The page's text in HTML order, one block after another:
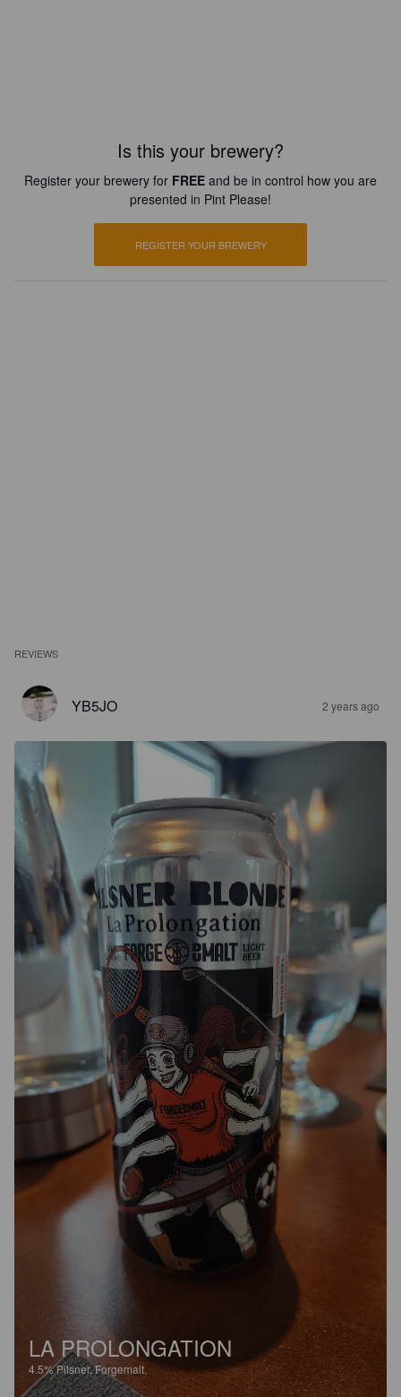
Is this your brewery?
Register your brewery for FREE and be in control how you are
presented in Pint Please!
REGISTER YOUR BREWERY
REVIEWS
YB5JO 2 years ago
LA PROLONGATION
4.5%Pilsner.Forgemalt.